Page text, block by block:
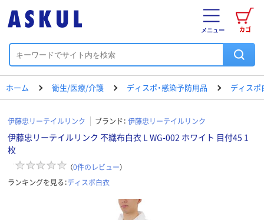
カゴ
メニュー
ホーム 衛生/医療/介護 ディスポ・感染予防用品 ディスポ
伊藤忠リーテイルリンク ブランド： 伊藤忠リーテイルリンク
伊藤忠リーテイルリンク 不織布白衣 L WG-002 ホワイト 目付45 1
枚
（0件のレビュー）
ランキングを見る：ディスポ白衣